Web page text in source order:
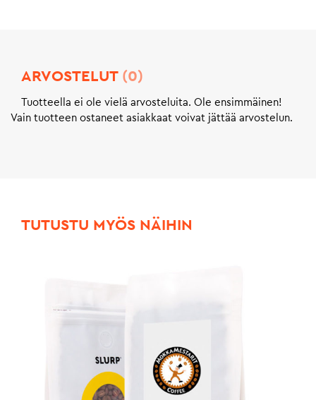
ARVOSTELUT (0)
Tuotteella ei ole vielä arvosteluita. Ole ensimmäinen!
Vain tuotteen ostaneet asiakkaat voivat jättää arvostelun.
TUTUSTU MYÖS NÄIHIN